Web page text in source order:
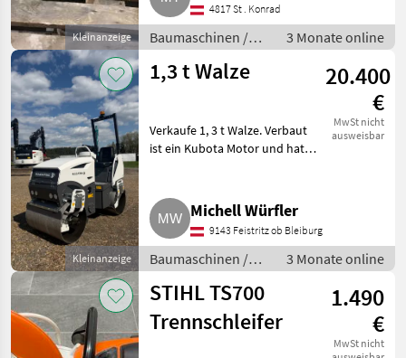
Kleinanzeige
4817 St . Konrad
Baumaschinen /
Kleingeräte
3 Monate online
Kleinanzeige
1,3 t Walze
20.400
€
MwSt nicht
ausweisbar
Verkaufe 1, 3 t Walze. Verbaut
ist ein Kubota Motor und hat
Weitere Infos bitte melden.
Baumaschinen Kleingeräte
Michell Würfler
9143 Feistritz ob Bleiburg
Baumaschinen /
Kleingeräte
3 Monate online
STIHL TS700
Trennschleifer
1.490
€
MwSt nicht